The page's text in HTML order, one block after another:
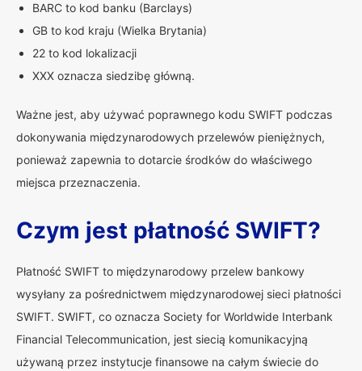
BARC to kod banku (Barclays)
GB to kod kraju (Wielka Brytania)
22 to kod lokalizacji
XXX oznacza siedzibę główną.
Ważne jest, aby używać poprawnego kodu SWIFT podczas
dokonywania międzynarodowych przelewów pieniężnych,
ponieważ zapewnia to dotarcie środków do właściwego
miejsca przeznaczenia.
Czym jest płatność SWIFT?
Płatność SWIFT to międzynarodowy przelew bankowy
wysyłany za pośrednictwem międzynarodowej sieci płatności
SWIFT. SWIFT, co oznacza Society for Worldwide Interbank
Financial Telecommunication, jest siecią komunikacyjną
używaną przez instytucje finansowe na całym świecie do